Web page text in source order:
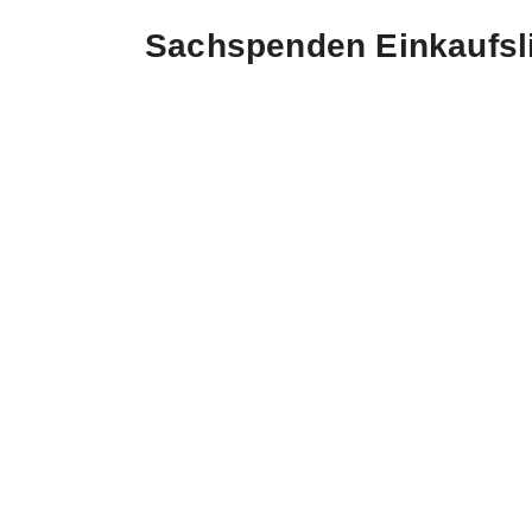
Sachspenden